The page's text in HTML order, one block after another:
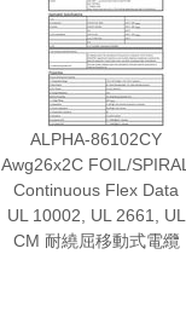
ALPHA-86102CY
Awg26x2C FOIL/SPIRAL
Continuous Flex Data
UL 10002, UL 2661, UL
CM 耐繞屈移動式電纜